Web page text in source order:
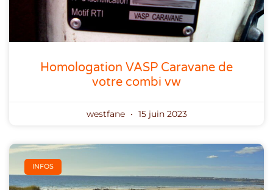
Homologation VASP Caravane de
votre combi vw
westfane 15 juin 2023
INFOS